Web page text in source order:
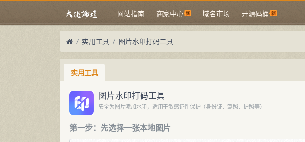
网站指南 商家中心 域名市场 开源码桶
实用工具 图片水印打码工具
实用工具
图片水印打码工具
安全为图片添加水印，适用于敏感证件保护（身份证、驾照、护照等）
第一步：先选择一张本地图片